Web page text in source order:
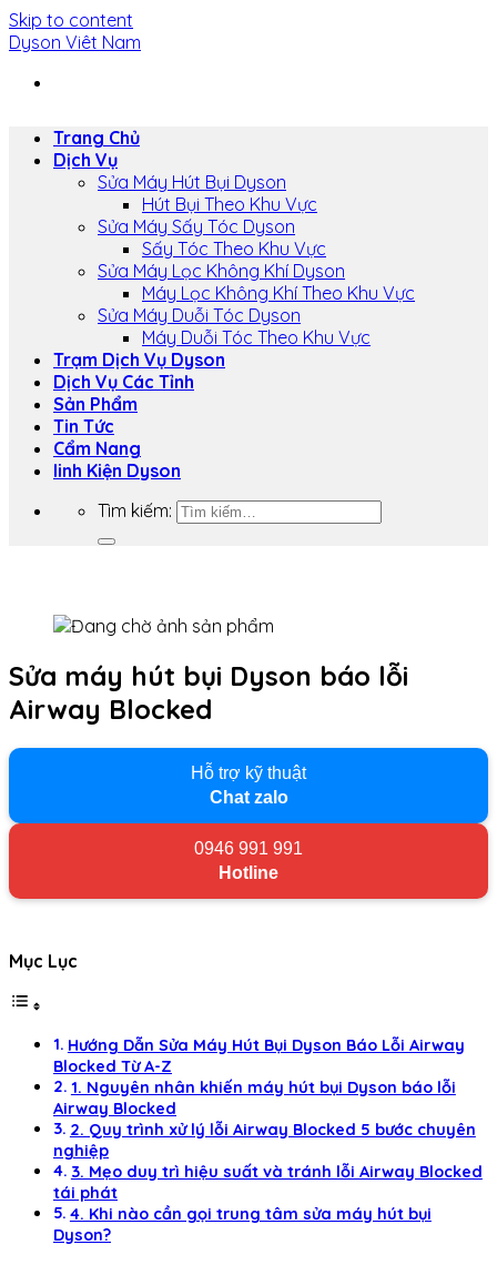
Skip to content
Dyson Viêt Nam
Trang Chủ
Dịch Vụ
Sửa Máy Hút Bụi Dyson
Hút Bụi Theo Khu Vực
Sửa Máy Sấy Tóc Dyson
Sấy Tóc Theo Khu Vực
Sửa Máy Lọc Không Khí Dyson
Máy Lọc Không Khí Theo Khu Vực
Sửa Máy Duỗi Tóc Dyson
Máy Duỗi Tóc Theo Khu Vực
Trạm Dịch Vụ Dyson
Dịch Vụ Các Tỉnh
Sản Phẩm
Tin Tức
Cẩm Nang
linh Kiện Dyson
Tìm kiếm:
Sửa máy hút bụi Dyson báo lỗi
Airway Blocked
Hỗ trợ kỹ thuật
Chat zalo
0946 991 991
Hotline
Mục Lục
Hướng Dẫn Sửa Máy Hút Bụi Dyson Báo Lỗi Airway
Blocked Từ A-Z
1. Nguyên nhân khiến máy hút bụi Dyson báo lỗi
Airway Blocked
2. Quy trình xử lý lỗi Airway Blocked 5 bước chuyên
nghiệp
3. Mẹo duy trì hiệu suất và tránh lỗi Airway Blocked
tái phát
4. Khi nào cần gọi trung tâm sửa máy hút bụi
Dyson?